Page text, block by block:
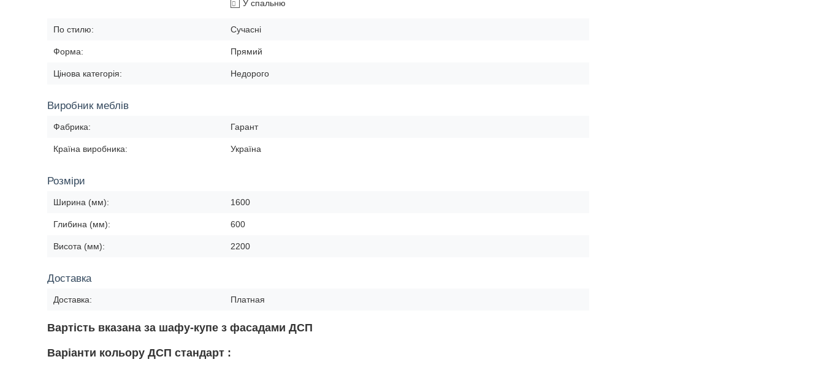
У спальню
По стилю: Сучасні
Форма: Прямий
Цінова категорія: Недорого
Виробник меблів
Фабрика: Гарант
Країна виробника: Україна
Розміри
Ширина (мм): 1600
Глибина (мм): 600
Висота (мм): 2200
Доставка
Доставка: Платная
Вартість вказана за шафу-купе з фасадами ДСП
Варіанти кольору ДСП стандарт :